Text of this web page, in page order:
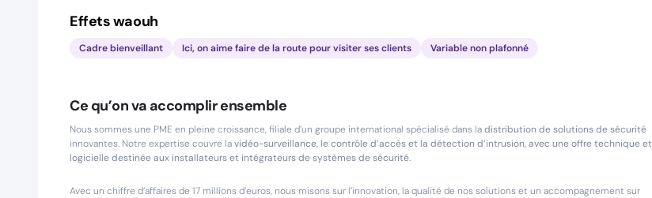
Effets waouh
Cadre bienveillant Ici, on aime faire de la route pour visiter ses clients Variable non plafonné
Ce qu’on va accomplir ensemble
Nous sommes une PME en pleine croissance, filiale d’un groupe international spécialisé dans ladistribution de solutions de sécurité
innovantes. Notre expertise couvre lavidéo-surveillance, le contrôle d’accès et la détection d’intrusion, avec une offre technique et
logicielle destinée aux installateurs et intégrateurs de systèmes de sécurité.
Avec un chiffre d’affaires de 17 millions d’euros, nous misons sur l’innovation, la qualité de nos solutions et un accompagnement sur